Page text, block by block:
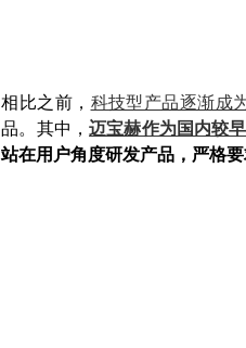
相比之前， 科技型产品逐渐成
品。其中，迈宝赫作为国内较
站在用户角度研发产品，严格